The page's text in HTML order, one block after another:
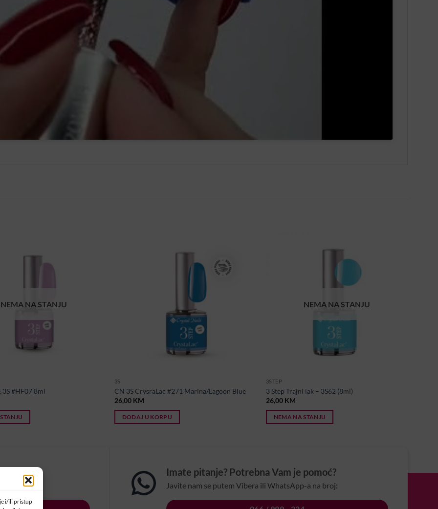
i/ili pristup
NEMA NA STANJU
3S #HF07 8ml
3S
CN 3S CrysraLac #271 Marina/Lagoon Blue
26,00 KM
DODAJ U KORPU
NEMA NA STANJU
3STEP
3 Step Trajni lak – 3S62 (8ml)
26,00 KM
NEMA NA STANJU
email:
Imate pitanje? Potrebna Vam je pomoć?
Javite nam se putem Vibera ili WhatsApp-a na broj: